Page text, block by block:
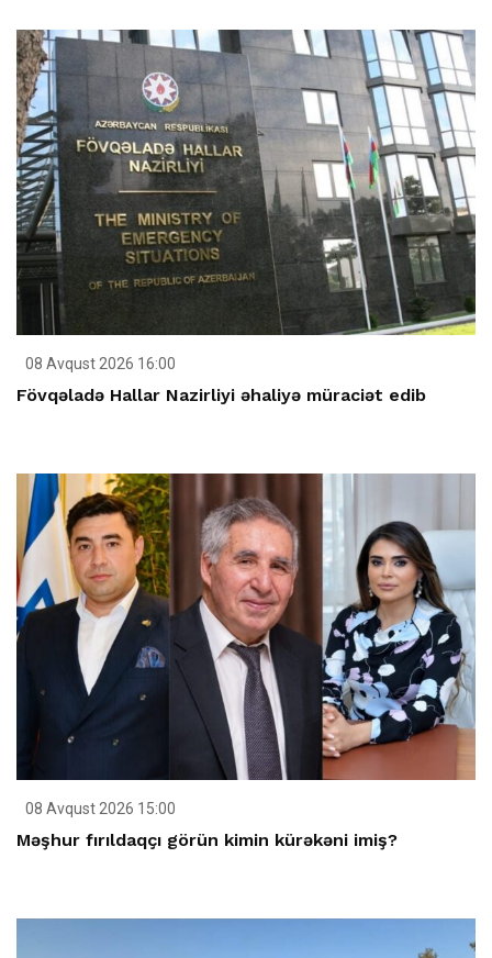
08 Avqust 2026 16:00
Fövqəladə Hallar Nazirliyi əhaliyə müraciət edib
08 Avqust 2026 15:00
Məşhur fırıldaqçı görün kimin kürəkəni imiş?